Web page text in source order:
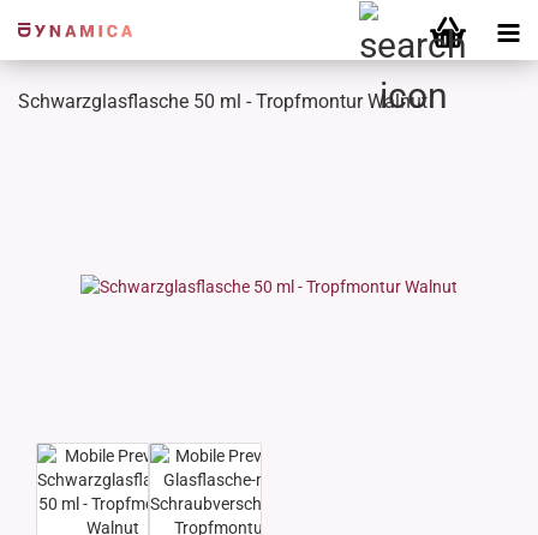
Schwarzglasflasche 50 ml - Tropfmontur Walnut